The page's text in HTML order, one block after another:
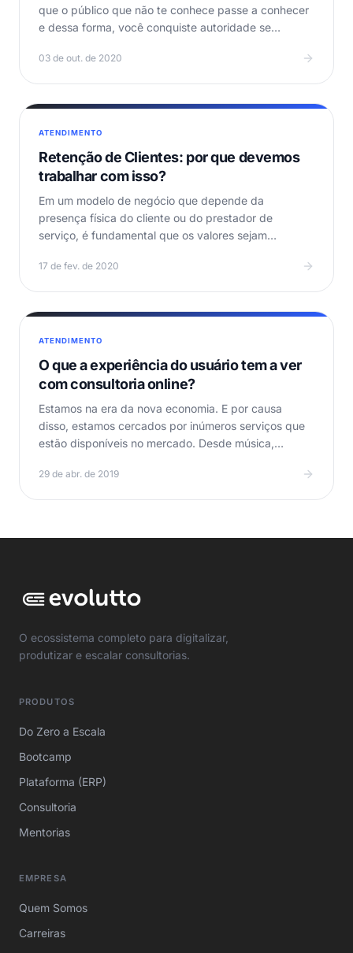
que o público que não te conhece passe a conhecer
e dessa forma, você conquiste autoridade se
03 de out. de 2020
ATENDIMENTO
Retenção de Clientes: por que devemos
trabalhar com isso?
Em um modelo de negócio que depende da
presença física do cliente ou do prestador de
serviço, é fundamental que os valores sejam
17 de fev. de 2020
ATENDIMENTO
O que a experiência do usuário tem a ver
com consultoria online?
Estamos na era da nova economia. E por causa
disso, estamos cercados por inúmeros serviços que
estão disponíveis no mercado. Desde música,
29 de abr. de 2019
O ecossistema completo para digitalizar,
produtizar e escalar consultorias.
PRODUTOS
Do Zero a Escala
Bootcamp
Plataforma (ERP)
Consultoria
Mentorias
EMPRESA
Quem Somos
Carreiras